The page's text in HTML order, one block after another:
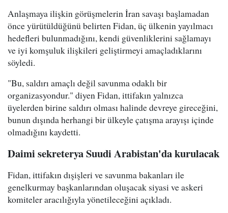
Anlaşmaya ilişkin görüşmelerin İran savaşı başlamadan
önce yürütüldüğünü belirten Fidan, üç ülkenin yayılmacı
hedefleri bulunmadığını, kendi güvenliklerini sağlamayı
ve iyi komşuluk ilişkileri geliştirmeyi amaçladıklarını
söyledi.
"Bu, saldırı amaçlı değil savunma odaklı bir
organizasyondur." diyen Fidan, ittifakın yalnızca
üyelerden birine saldırı olması halinde devreye gireceğini,
bunun dışında herhangi bir ülkeyle çatışma arayışı içinde
olmadığını kaydetti.
Daimi sekreterya Suudi Arabistan'da kurulacak
Fidan, ittifakın dışişleri ve savunma bakanları ile
genelkurmay başkanlarından oluşacak siyasi ve askeri
komiteler aracılığıyla yönetileceğini açıkladı.